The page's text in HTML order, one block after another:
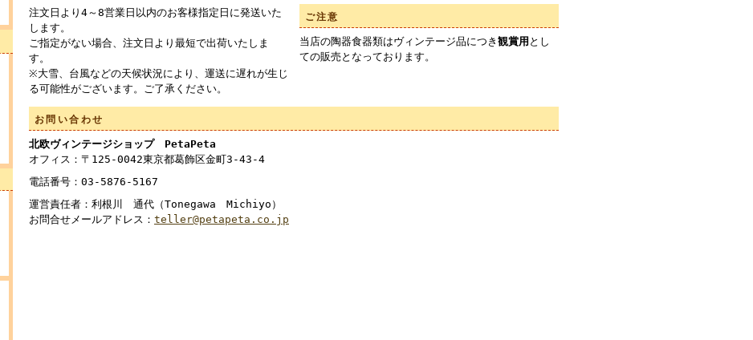
注文日より4～8営業日以内のお客様指定日に発送いた
します。
ご指定がない場合、注文日より最短で出荷いたしま
す。
※大雪、台風などの天候状況により、運送に遅れが生じ
る可能性がございます。ご了承ください。
ご注意
当店の陶器食器類はヴィンテージ品につき 観賞用 とし
ての販売となっております。
お問い合わせ
北欧ヴィンテージショップ PetaPeta
オフィス：〒125-0042東京都葛飾区金町3-43-4
電話番号：03-5876-5167
運営責任者：利根川 通代（Tonegawa Michiyo）
お問合せメールアドレス： teller@petapeta.co.jp